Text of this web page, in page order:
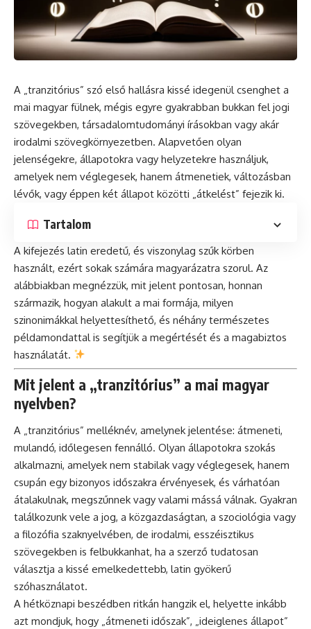
A „tranzitórius” szó első hallásra kissé idegenül csenghet a
mai magyar fülnek, mégis egyre gyakrabban bukkan fel jogi
szövegekben, társadalomtudományi írásokban vagy akár
irodalmi szövegkörnyezetben. Alapvetően olyan
jelenségekre, állapotokra vagy helyzetekre használjuk,
amelyek nem véglegesek, hanem átmenetiek, változásban
lévők, vagy éppen két állapot közötti „átkelést” fejezik ki.
Tartalom
A kifejezés latin eredetű, és viszonylag szűk körben
használt, ezért sokak számára magyarázatra szorul. Az
alábbiakban megnézzük, mit jelent pontosan, honnan
származik, hogyan alakult a mai formája, milyen
szinonimákkal helyettesíthető, és néhány természetes
példamondattal is segítjük a megértését és a magabiztos
használatát.
Mit jelent a „tranzitórius” a mai magyar
nyelvben?
A „tranzitórius” melléknév, amelynek jelentése: átmeneti,
mulandó, időlegesen fennálló. Olyan állapotokra szokás
alkalmazni, amelyek nem stabilak vagy véglegesek, hanem
csupán egy bizonyos időszakra érvényesek, és várhatóan
átalakulnak, megszűnnek vagy valami mássá válnak. Gyakran
találkozunk vele a jog, a közgazdaságtan, a szociológia vagy
a filozófia szaknyelvében, de irodalmi, esszéisztikus
szövegekben is felbukkanhat, ha a szerző tudatosan
választja a kissé emelkedettebb, latin gyökerű
szóhasználatot.
A hétköznapi beszédben ritkán hangzik el, helyette inkább
azt mondjuk, hogy „átmeneti időszak”, „ideiglenes állapot”